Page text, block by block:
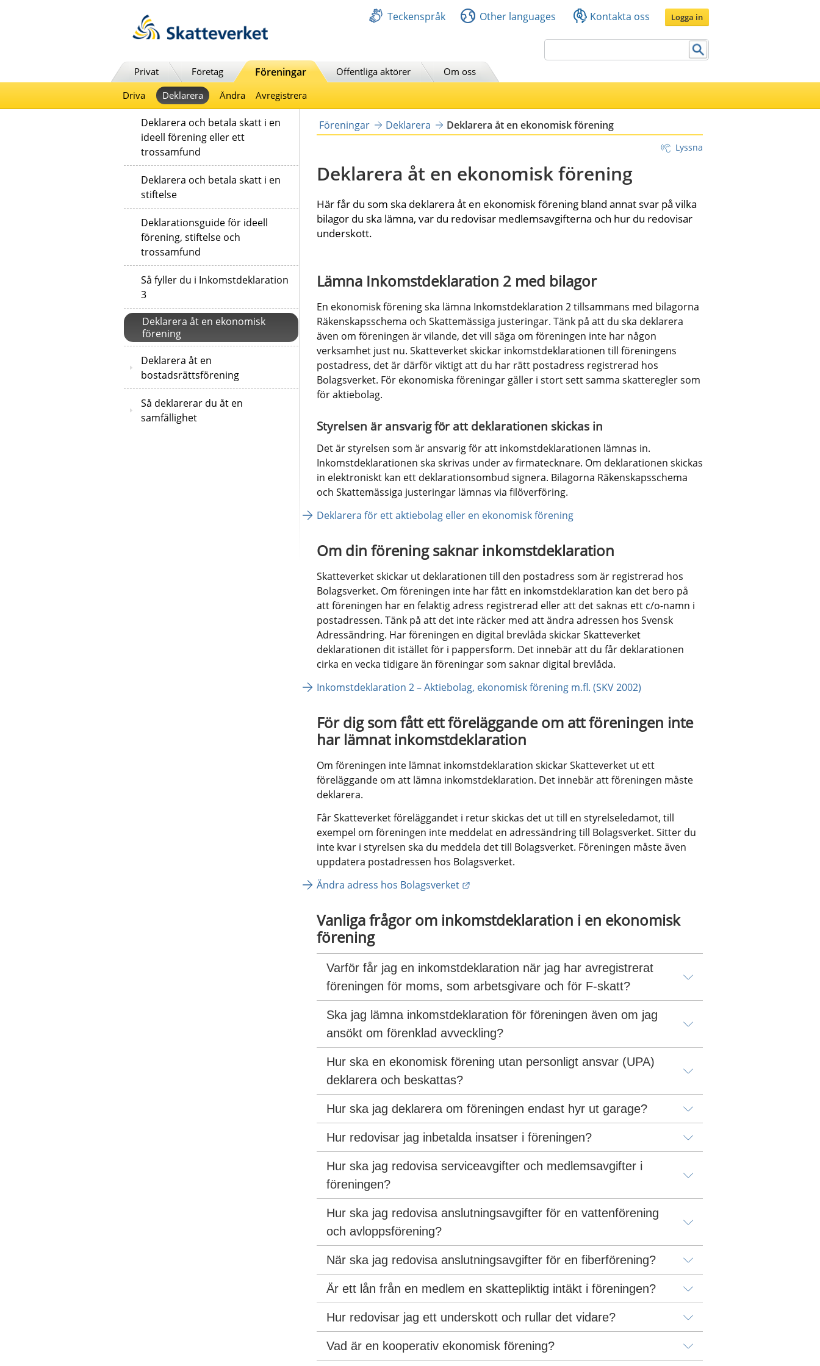
Teckenspråk Other languages Kontakta oss Logga in
Privat Företag Föreningar Offentliga aktörer
Om oss
Driva
Deklarera Ändra Avregistrera
Deklarera och betala skatt i en
ideell förening eller ett
trossamfund
Deklarera och betala skatt i en
stiftelse
Deklarationsguide för ideell
förening, stiftelse och
trossamfund
Så fyller du i Inkomstdeklaration
3
Deklarera åt en ekonomisk
förening
Deklarera åt en
bostadsrättsförening
Så deklarerar du åt en
samfällighet
Föreningar Deklarera Deklarera åt en ekonomisk förening
Lyssna
Deklarera åt en ekonomisk förening
Här får du som ska deklarera åt en ekonomisk förening bland annat svar på vilka
bilagor du ska lämna, var du redovisar medlemsavgifterna och hur du redovisar
underskott.
Lämna Inkomstdeklaration 2 med bilagor
En ekonomisk förening ska lämna Inkomstdeklaration 2 tillsammans med bilagorna
Räkenskapsschema och Skattemässiga justeringar. Tänk på att du ska deklarera
även om föreningen är vilande, det vill säga om föreningen inte har någon
verksamhet just nu. Skatteverket skickar inkomstdeklarationen till föreningens
postadress, det är därför viktigt att du har rätt postadress registrerad hos
Bolagsverket. För ekonomiska föreningar gäller i stort sett samma skatteregler som
för aktiebolag.
Styrelsen är ansvarig för att deklarationen skickas in
Det är styrelsen som är ansvarig för att inkomstdeklarationen lämnas in.
Inkomstdeklarationen ska skrivas under av firmatecknare. Om deklarationen skickas
in elektroniskt kan ett deklarationsombud signera. Bilagorna Räkenskapsschema
och Skattemässiga justeringar lämnas via filöverföring.
Deklarera för ett aktiebolag eller en ekonomisk förening
Om din förening saknar inkomstdeklaration
Skatteverket skickar ut deklarationen till den postadress som är registrerad hos
Bolagsverket. Om föreningen inte har fått en inkomstdeklaration kan det bero på
att föreningen har en felaktig adress registrerad eller att det saknas ett c/o-namn i
postadressen. Tänk på att det inte räcker med att ändra adressen hos Svensk
Adressändring. Har föreningen en digital brevlåda skickar Skatteverket
deklarationen dit istället för i pappersform. Det innebär att du får deklarationen
cirka en vecka tidigare än föreningar som saknar digital brevlåda.
Inkomstdeklaration 2 – Aktiebolag, ekonomisk förening m.fl. (SKV 2002)
För dig som fått ett föreläggande om att föreningen inte
har lämnat inkomstdeklaration
Om föreningen inte lämnat inkomstdeklaration skickar Skatteverket ut ett
föreläggande om att lämna inkomstdeklaration. Det innebär att föreningen måste
deklarera.
Får Skatteverket föreläggandet i retur skickas det ut till en styrelseledamot, till
exempel om föreningen inte meddelat en adressändring till Bolagsverket. Sitter du
inte kvar i styrelsen ska du meddela det till Bolagsverket. Föreningen måste även
uppdatera postadressen hos Bolagsverket.
Ändra adress hos Bolagsverket
Länk till annan webbplats.
Vanliga frågor om inkomstdeklaration i en ekonomisk
förening
Varför får jag en inkomstdeklaration när jag har avregistrerat
föreningen för moms, som arbetsgivare och för F-skatt?
Ska jag lämna inkomstdeklaration för föreningen även om jag
ansökt om förenklad avveckling?
Hur ska en ekonomisk förening utan personligt ansvar (UPA)
deklarera och beskattas?
Hur ska jag deklarera om föreningen endast hyr ut garage?
Hur redovisar jag inbetalda insatser i föreningen?
Hur ska jag redovisa serviceavgifter och medlemsavgifter i
föreningen?
Hur ska jag redovisa anslutningsavgifter för en vattenförening
och avloppsförening?
När ska jag redovisa anslutningsavgifter för en fiberförening?
Är ett lån från en medlem en skattepliktig intäkt i föreningen?
Hur redovisar jag ett underskott och rullar det vidare?
Vad är en kooperativ ekonomisk förening?